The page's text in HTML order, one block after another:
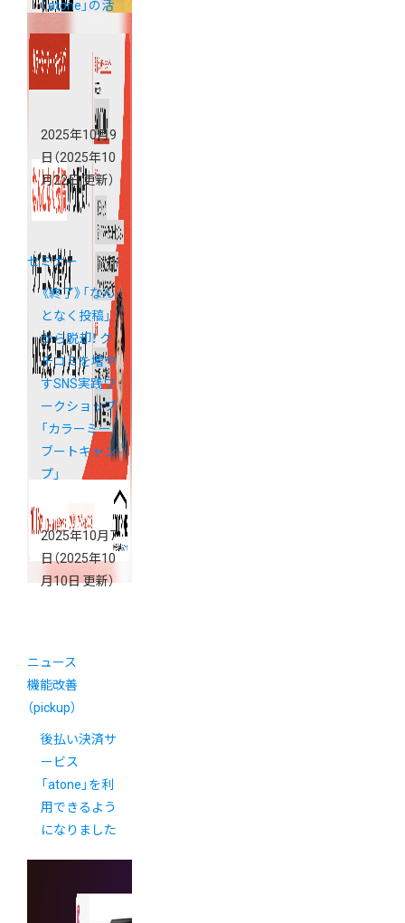
「atone」の活
2025年10月9
日 （2025年10
月22日 更新）
セミナー
《終了》「なん
となく投稿」
から脱却！ ク
チコミを増や
すSNS実践ワ
ークショップ
「カラーミー
ブートキャン
プ」
2025年10月7
日（2025年10
月10日 更新）
ニュース
機能改善
（pickup）
後払い決済サ
ービス
「atone」を利
用できるよう
になりました